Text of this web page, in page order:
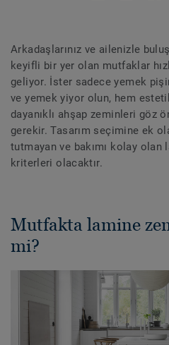
Arkadaşlarınız ve ailenizle
keyifli bir yer olan mutfaklar
geliyor. İster sadece yemek
ve yemek yiyor olun, hem
dayanıklı ahşap zeminleri göz
gerekir. Tasarım seçimine ek
tutmayan ve bakımı kolay
kriterleri olacaktır.
Mutfakta lamine
mi?